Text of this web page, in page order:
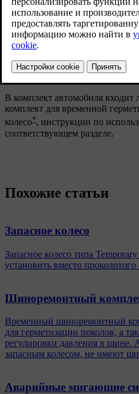
Наденьте светоотражающий
знак аварийной остановки на
позволит своевременно
дорожного движения.
В комплект автомобиля
комплект для временной
колесо*, инструкции по
соответствующем разделе.
Похожие статьи
Запасное колесо
Запасное колесо типа
установить вместо проколотого
Шиноремонтный
Временный шиноремонтный
для герметизации поколов, а
регулировки давления в
запасным колесом, не имеют
Аварийные мигающие